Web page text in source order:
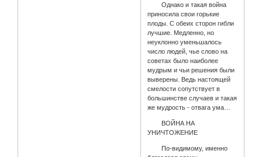
Однако и такая война
приносила свои горькие
плоды. С обеих сторон гибли
лучшие. Медленно, но
неуклонно уменьшалось
число людей, чье слово на
советах было наиболее
мудрым и чьи решения были
выверены. Ведь настоящей
смелости сопутствует в
большинстве случаев и такая
же мудрость - отвага ума…
ВОЙНА НА
УНИЧТОЖЕНИЕ
По-видимому, именно